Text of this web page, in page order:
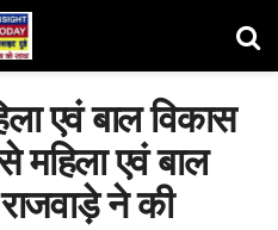
एवं बाल विकास
महिला एवं बाल
ने की